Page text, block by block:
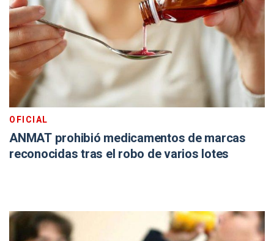
OFICIAL
ANMAT prohibió medicamentos de marcas
reconocidas tras el robo de varios lotes